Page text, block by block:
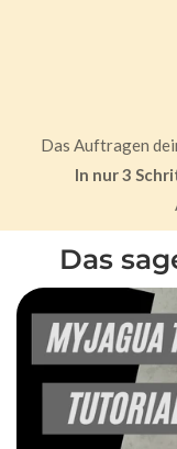
Das Auftragen
In nur 3
Das